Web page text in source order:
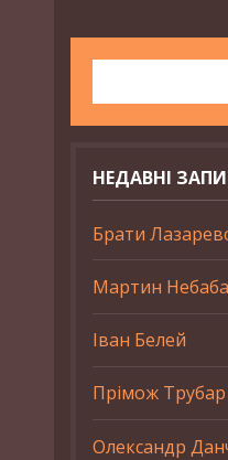
НЕДАВНІ
Брати
Мартин Небаба
Іван Белей
Прімож Трубар
Олександр